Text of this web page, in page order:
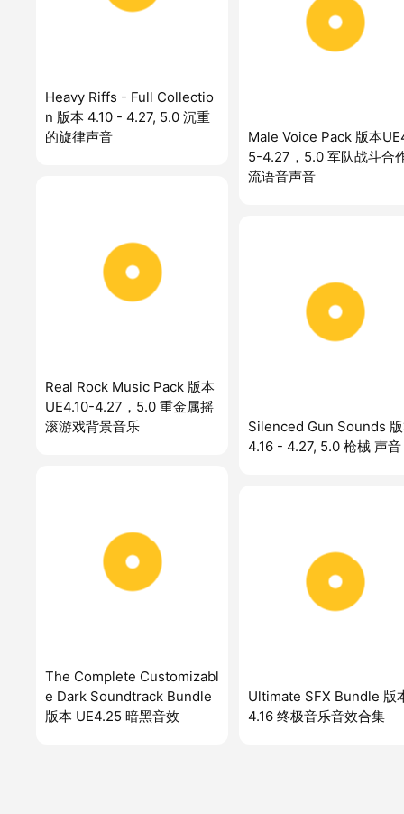
Heavy Riffs - Full Collectio
n 版本 4.10 - 4.27, 5.0 沉重
的旋律声音
Male Voice Pack 版本
5-4.27，5.0 军队战斗合
流语音声音
Real Rock Music Pack 版本
UE4.10-4.27，5.0 重金属摇
滚游戏背景音乐
Silenced Gun Sounds
4.16 - 4.27, 5.0 枪械 声音
The Complete Customizabl
e Dark Soundtrack Bundle
版本 UE4.25 暗黑音效
Ultimate SFX Bundle 版
4.16 终极音乐音效合集